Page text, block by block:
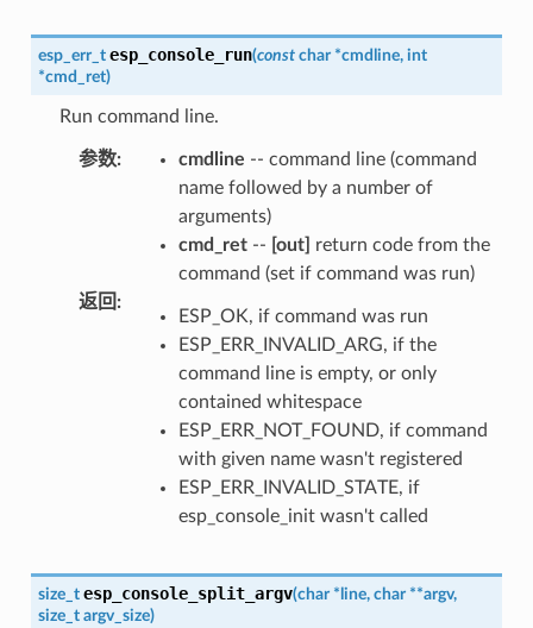
esp_err_t esp_console_run(const char *cmdline, int
*cmd_ret)
Run command line.
参数: cmdline -- command line (command
name followed by a number of
arguments)
cmd_ret-- [out]
return code from the
command (set if command was run)
返回 :
ESP_OK, if command was run
ESP_ERR_INVALID_ARG, if the
command line is empty, or only
contained whitespace
ESP_ERR_NOT_FOUND, if command
with given name wasn't registered
ESP_ERR_INVALID_STATE, if
esp_console_init wasn't called
size_t esp_console_split_argv(char * line, char **argv,
size_t argv_size)